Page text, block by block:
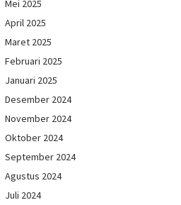
Mei 2025
April 2025
Maret 2025
Februari 2025
Januari 2025
Desember 2024
November 2024
Oktober 2024
September 2024
Agustus 2024
Juli 2024